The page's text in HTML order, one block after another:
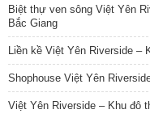
Biệt thự ven sông Việt Yên
Bắc Giang
Liền kề Việt Yên Riverside –
Shophouse Việt Yên
Việt Yên Riverside – Khu đô